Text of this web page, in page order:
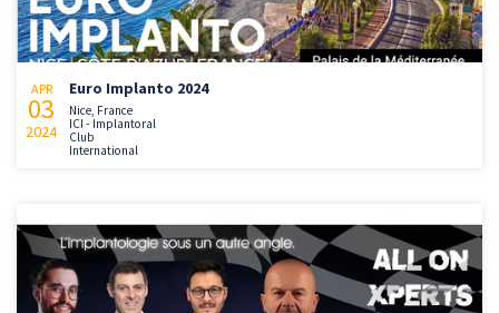
APR
03
2024
Euro Implanto 2024
Nice, France
ICI - Implantoral
Club
International